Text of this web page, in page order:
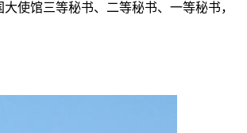
使馆三等秘书、二等秘书、一等秘书，